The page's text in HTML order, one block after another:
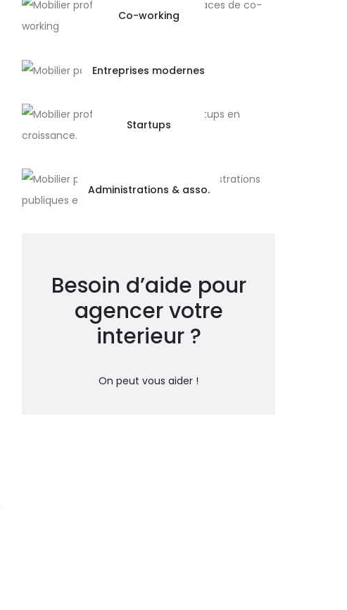
Co-working
Entreprises modernes
Startups
Administrations & asso.
Besoin d’aide pour
agencer votre
interieur ?
On peut vous aider !